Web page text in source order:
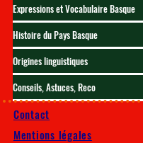
Expressions et Vocabulaire Basque
Histoire du Pays Basque
Origines linguistiques
Conseils, Astuces, Reco
Contact
Mentions légales